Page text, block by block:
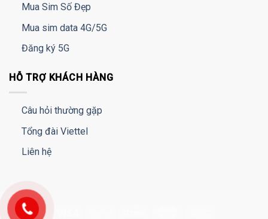
Mua Sim Số Đẹp
Mua sim data 4G/5G
Đăng ký 5G
HỖ TRỢ KHÁCH HÀNG
Câu hỏi thường gặp
Tổng đài Viettel
Liên hệ